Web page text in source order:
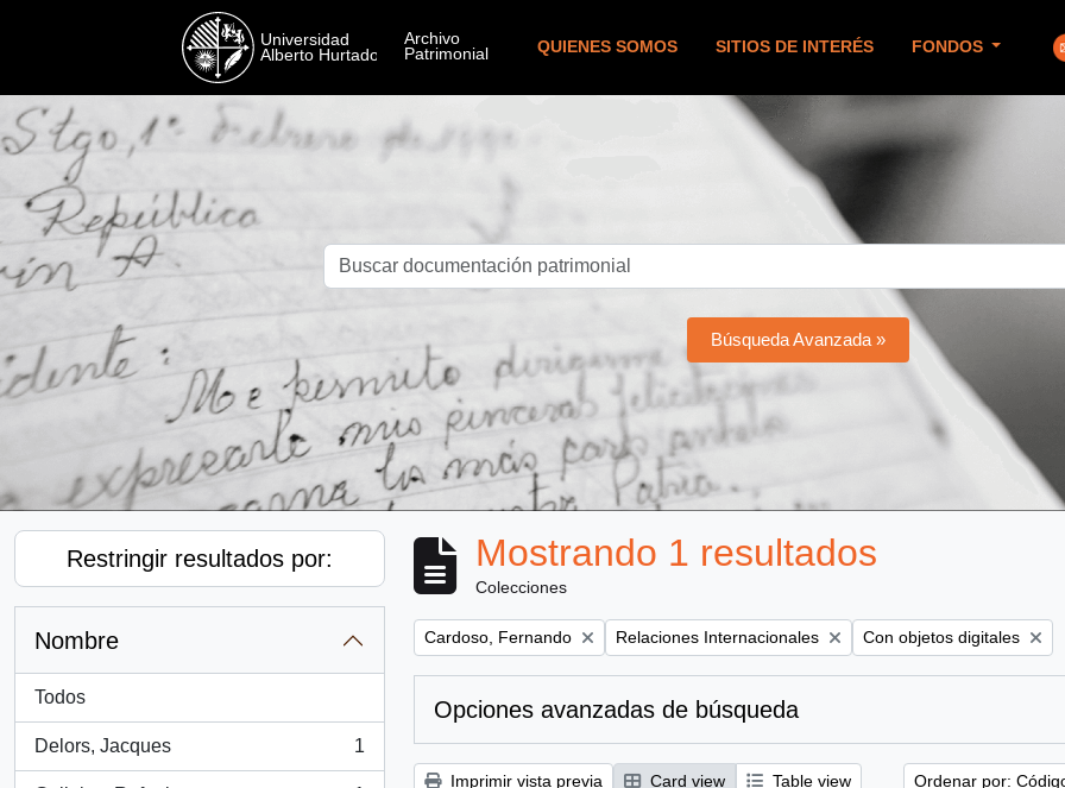
QUIENES SOMOS SITIOS DE INTERÉS FONDOS
Búsqueda Avanzada »
Restringir resultados por:
Nombre
Todos
Delors, Jacques
, 1 resultados
1
Mostrando 1 resultados
Colecciones
Remove filter:
Cardoso, Fernando Remove filter:
Relaciones Internacionales Remove filter:
Con objetos digitales
Opciones avanzadas de búsqueda
Imprimir vista previa Card view Table view Ordenar por: